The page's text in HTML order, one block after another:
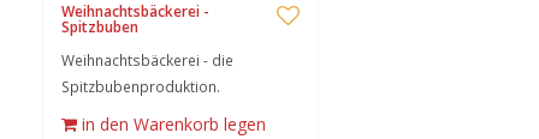
Weihnachtsbäckerei -
Spitzbuben
Weihnachtsbäckerei - die
Spitzbubenproduktion.
in den Warenkorb legen